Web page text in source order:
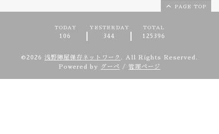
PAGE TOP
TODAY
106
YESTERDAY
344
TOTAL
125396
©2026 浅野陣屋保存ネットワーク . All Rights Reserved.
Powered by
グーペ / 管理ページ